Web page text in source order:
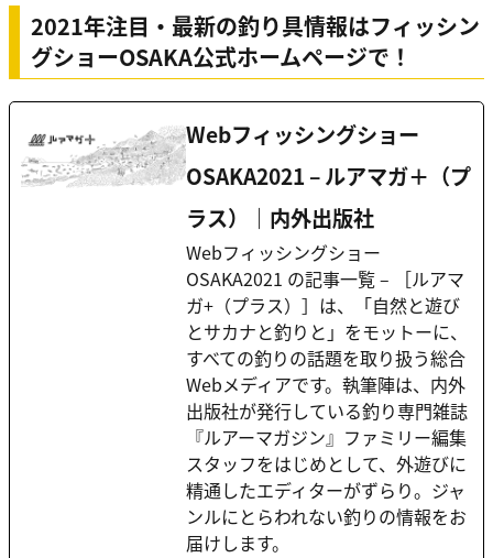
2021年注目・最新の釣り具情報はフィッシン
グショーOSAKA公式ホームページで！
Webフィッシングショー
OSAKA2021 – ルアマガ＋（プ
ラス）｜内外出版社
Webフィッシングショー
OSAKA2021 の記事一覧 – ［ルアマ
ガ+（プラス）］は、「自然と遊び
とサカナと釣りと」をモットーに、
すべての釣りの話題を取り扱う総合
Webメディアです。執筆陣は、内外
出版社が発行している釣り専門雑誌
『ルアーマガジン』ファミリー編集
スタッフをはじめとして、外遊びに
精通したエディターがずらり。ジャ
ンルにとらわれない釣りの情報をお
届けします。